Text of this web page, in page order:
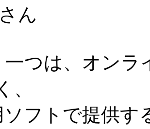
ん
一つは、オンラ
、
ソフトで提供す